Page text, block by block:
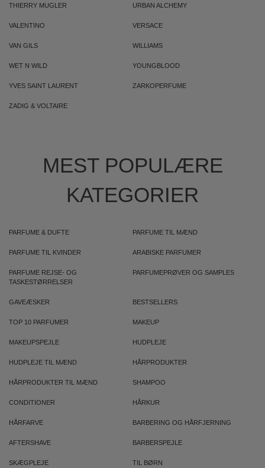
THIERRY MUGLER URBAN ALCHEMY
VALENTINO VERSACE
VAN GILS WILLIAMS
WET N WILD YOUNGBLOOD
YVES SAINT LAURENT ZARKOPERFUME
ZADIG & VOLTAIRE
MEST POPULÆRE
KATEGORIER
PARFUME & DUFTE PARFUME TIL MÆND
PARFUME TIL KVINDER ARABISKE PARFUMER
PARFUME REJSE- OG
TASKESTØRRELSER
PARFUMEPRØVER OG SAMPLES
GAVEÆSKER BESTSELLERS
TOP 10 PARFUMER MAKEUP
MAKEUPSPEJLE HUDPLEJE
HUDPLEJE TIL MÆND HÅRPRODUKTER
HÅRPRODUKTER TIL MÆND SHAMPOO
CONDITIONER HÅRKUR
HÅRFARVE BARBERING OG HÅRFJERNING
AFTERSHAVE BARBERSPEJLE
SKÆGPLEJE TIL BØRN